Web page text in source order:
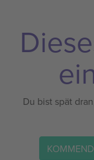
Du bist spät